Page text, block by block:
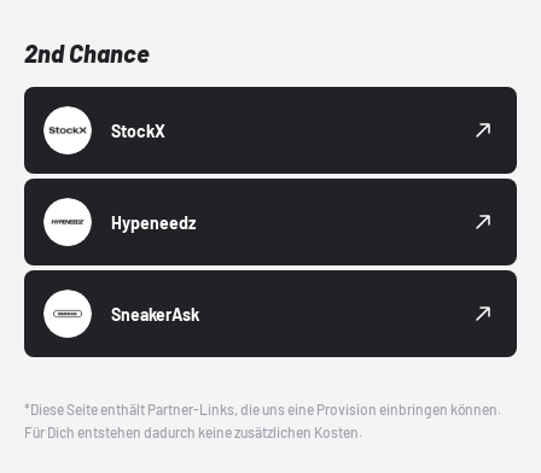
2nd Chance
StockX
Hypeneedz
SneakerAsk
*Diese Seite enthält Partner-Links, die uns eine Provision einbringen können.
Für Dich entstehen dadurch keine zusätzlichen Kosten.